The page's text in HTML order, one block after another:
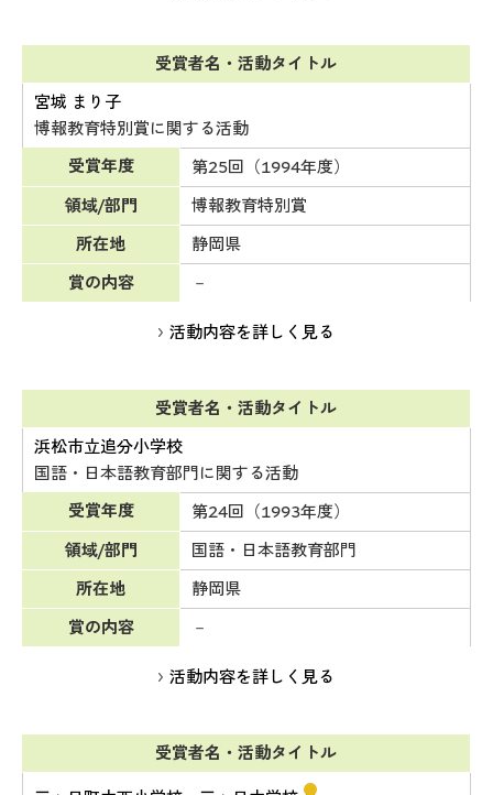
受賞者名・活動タイトル
宮城 まり子
博報教育特別賞に関する活動
受賞年度
第25回（1994年度）
領域/部門
博報教育特別賞
所在地
静岡県
賞の内容
－
活動内容を詳しく見る
受賞者名・活動タイトル
浜松市立追分小学校
国語・日本語教育部門に関する活動
受賞年度
第24回（1993年度）
領域/部門
国語・日本語教育部門
所在地
静岡県
賞の内容
－
活動内容を詳しく見る
受賞者名・活動タイトル